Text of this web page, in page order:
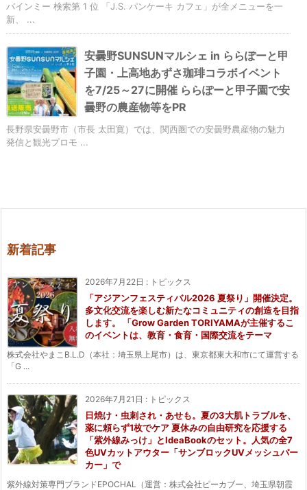
バインミー 検索第 1 位 「J.S. パンケーキ カフェ」が全メニューを一
新、 ...
安曇野SUNSUNマルシェ in ららぽーと甲
子園・上高地あずさ珈琲コラボイベント
を7/25～27に開催 ららぽーと甲子園で安
曇野の農産物等をPR
長野県安曇野市（市長 太田寛）では、関西圏での安曇野農産物の魅力
発信と観光プロモ ...
新着記事
2026年7月22日 : トピックス
「アジアンフェスティバル2026 夏祭り」開催決定。
多文化交流を楽しむ新たなコミュニティの創造を目指
します。 「Grow Garden TORIYAMAが主催するこ
のイベントは、教育・食育・国際交流をテーマ
株式会社やまこB.L.D（本社：埼玉県上尾市）は、東京都東大和市にて運営する
「G ...
2026年7月21日 : トピックス
日焼け・虫刺され・あせも。夏の3大肌トラブルを、
薬に頼らず1枚でケア 夏休みの自由研究を応援する
「紫外線みっけ」とIdeaBookのセット。人気の全7
色UVカットアウター「サンブロックUVメッシュパー
カー」で
紫外線対策専門ブランドEPOCHAL（運営：株式会社ピーカブー、埼玉県朝霞